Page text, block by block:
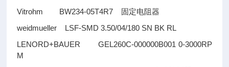
Vitrohm BW234-05T4R7
固定电阻器
weidmueller LSF-SMD 3.50/04/180 SN BK RL
LENORD+BAUER GEL260C-000000B001 0-3000RP
M